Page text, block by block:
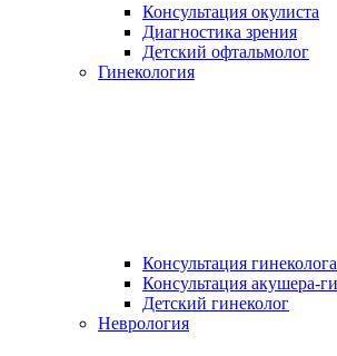
Консультация окулиста
Диагностика зрения
Детский офтальмолог
Гинекология
Консультация гинеколога
Консультация акушера-
Детский гинеколог
Неврология